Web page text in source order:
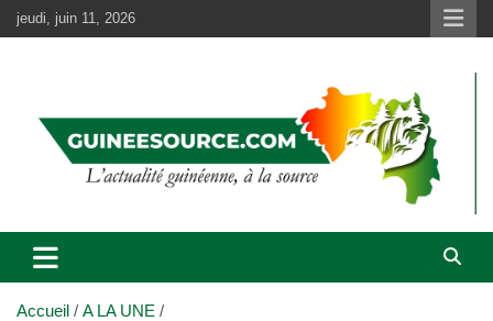
Aller
au
jeudi, juin 11, 2026
Accueil
A LA UNE